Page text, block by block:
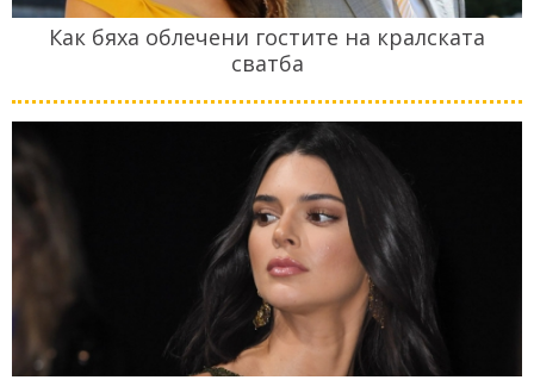
Как бяха облечени гостите на кралската
сватба